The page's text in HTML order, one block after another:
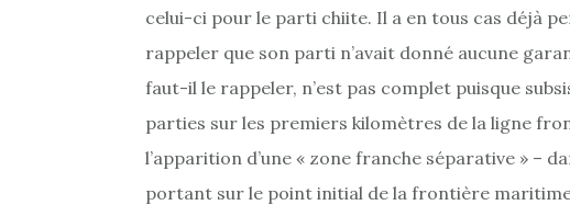
celui-ci pour le parti chiite. Il a en tous cas déjà
rappeler que son parti n’avait donné aucune
faut-il le rappeler, n’est pas complet puisque
parties sur les premiers kilomètres de la ligne
l’apparition d’une « zone franche séparative » –
portant sur le point initial de la frontière